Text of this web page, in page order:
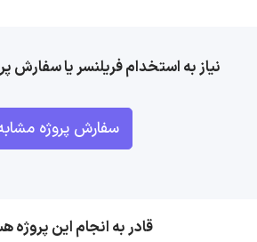
نیاز به استخدام فریلنسر یا سفارش
سفارش پروژه
قادر به انجام این پروژه